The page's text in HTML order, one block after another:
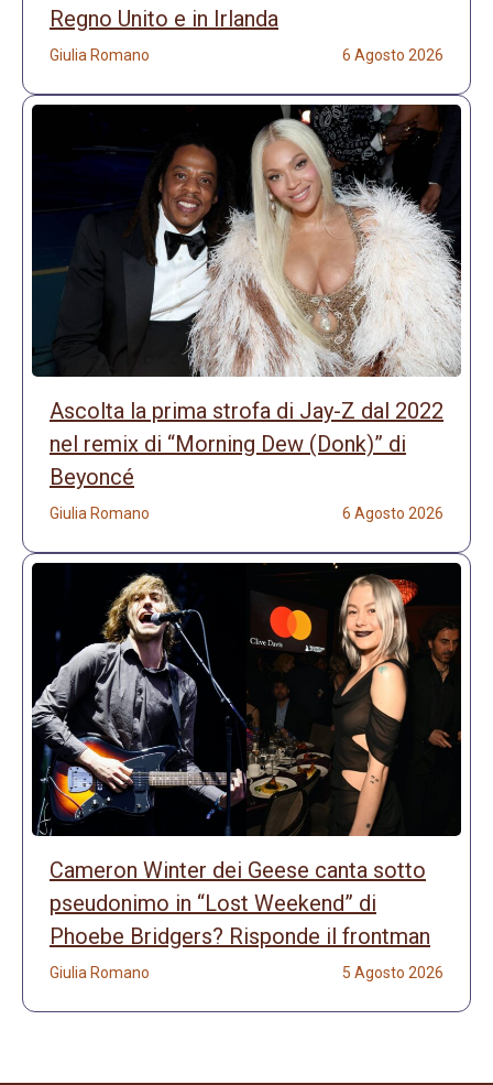
Regno Unito e in Irlanda
Giulia Romano 6 Agosto 2026
Ascolta la prima strofa di Jay-Z dal 2022
nel remix di “Morning Dew (Donk)” di
Beyoncé
Giulia Romano 6 Agosto 2026
Cameron Winter dei Geese canta sotto
pseudonimo in “Lost Weekend” di
Phoebe Bridgers? Risponde il frontman
Giulia Romano 5 Agosto 2026